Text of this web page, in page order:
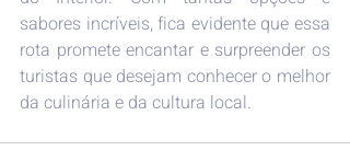
sabores incríveis, fica evidente que essa
rota promete encantar e surpreender os
turistas que desejam conhecer o melhor
da culinária e da cultura local.